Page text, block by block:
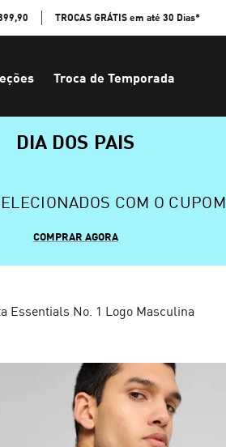
TROCAS GRÁTIS em até 30 Dias*
Troca de Temporada
DIA DOS PAIS
COM O CUPOM
COMPRAR AGORA
Essentials No. 1 Logo Masculina